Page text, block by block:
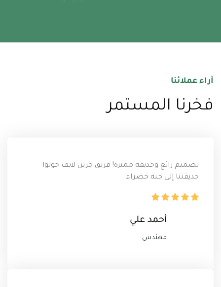
آراء عملائنا
فخرنا المستمر
تصميم رائع وحديقة مميزة! فريق جرين لايف حولوا
حديقتنا إلى جنة خضراء
أحمد علي
مهندس